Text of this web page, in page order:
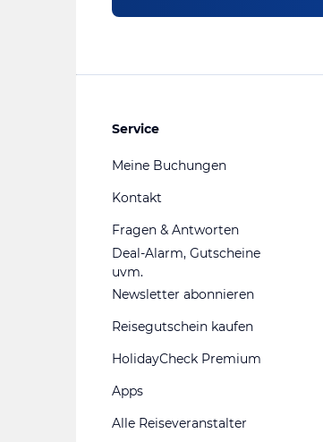
Service
Meine Buchungen
Kontakt
Fragen & Antworten
Deal-Alarm, Gutscheine
uvm.
Newsletter abonnieren
Reisegutschein kaufen
HolidayCheck Premium
Apps
Alle Reiseveranstalter